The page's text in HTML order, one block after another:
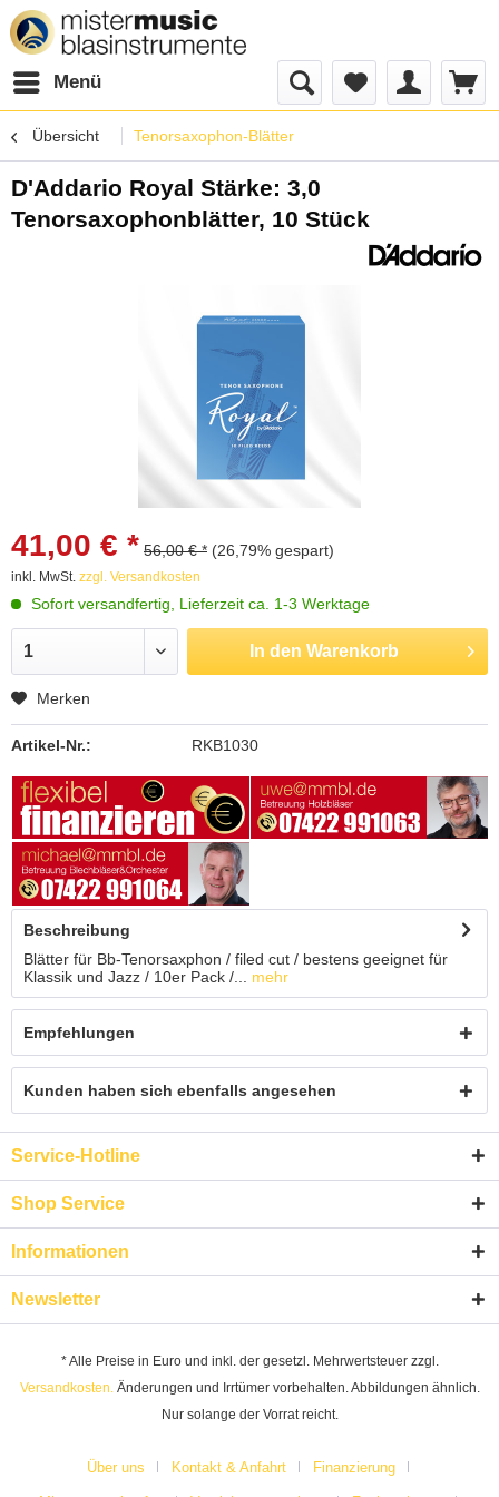
Menü
Übersicht Tenorsaxophon-Blätter
D'Addario Royal Stärke: 3,0
Tenorsaxophonblätter, 10 Stück
41,00 € * 56,00 € * (26,79% gespart)
inkl. MwSt. zzgl. Versandkosten
Sofort versandfertig, Lieferzeit ca. 1-3 Werktage
In den Warenkorb
Merken
Artikel-Nr.: RKB1030
Beschreibung
Blätter für Bb-Tenorsaxphon / filed cut / bestens geeignet für
Klassik und Jazz / 10er Pack /...
mehr
Empfehlungen
Kunden haben sich ebenfalls angesehen
Service-Hotline
Shop Service
Informationen
Newsletter
* Alle Preise in Euro und inkl. der gesetzl. Mehrwertsteuer zzgl.
Versandkosten.Änderungen und Irrtümer vorbehalten. Abbildungen ähnlich.
Nur solange der Vorrat reicht.
Über uns Kontakt & Anfahrt Finanzierung